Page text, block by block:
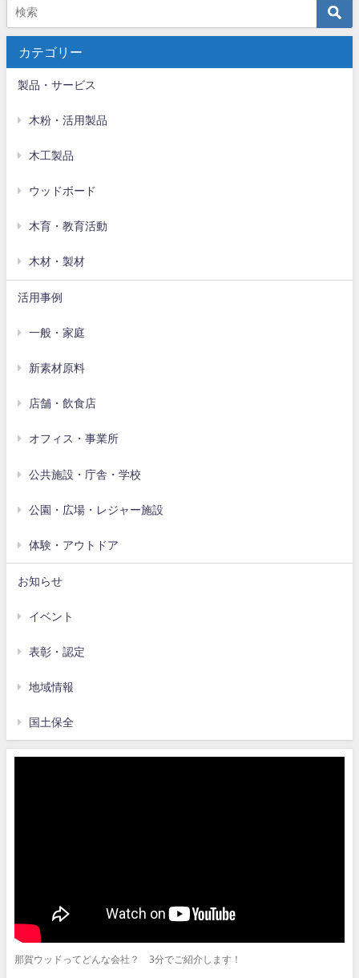
カテゴリー
製品・サービス
木粉・活用製品
木工製品
ウッドボード
木育・教育活動
木材・製材
活用事例
一般・家庭
新素材原料
店舗・飲食店
オフィス・事業所
公共施設・庁舎・学校
公園・広場・レジャー施設
体験・アウトドア
お知らせ
イベント
表彰・認定
地域情報
国土保全
那賀ウッドってどんな会社？ 3分でご紹介します！